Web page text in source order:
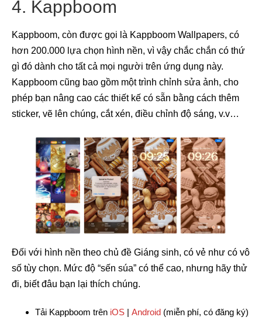
4. Kappboom
Kappboom, còn được gọi là Kappboom Wallpapers, có
hơn 200.000 lựa chọn hình nền, vì vậy chắc chắn có thứ
gì đó dành cho tất cả mọi người trên ứng dụng này.
Kappboom cũng bao gồm một trình chỉnh sửa ảnh, cho
phép bạn nâng cao các thiết kế có sẵn bằng cách thêm
sticker, vẽ lên chúng, cắt xén, điều chỉnh độ sáng, v.v…
Đối với hình nền theo chủ đề Giáng sinh, có vẻ như có vô
số tùy chọn. Mức độ “sến súa” có thể cao, nhưng hãy thử
đi, biết đâu bạn lại thích chúng.
Tải Kappboom trên iOS | Android (miễn phí, có đăng ký)